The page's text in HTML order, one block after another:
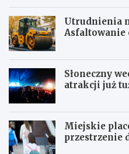
Utrudnienia
Asfaltowanie
Słoneczny
atrakcji już
Miejskie
przestrzenie